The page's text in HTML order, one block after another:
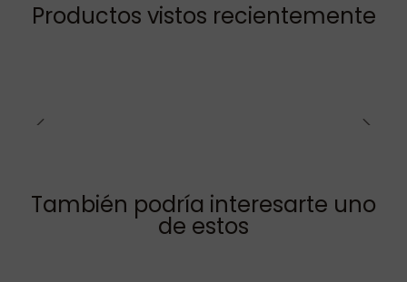
Productos vistos recientemente
También podría interesarte uno
de estos